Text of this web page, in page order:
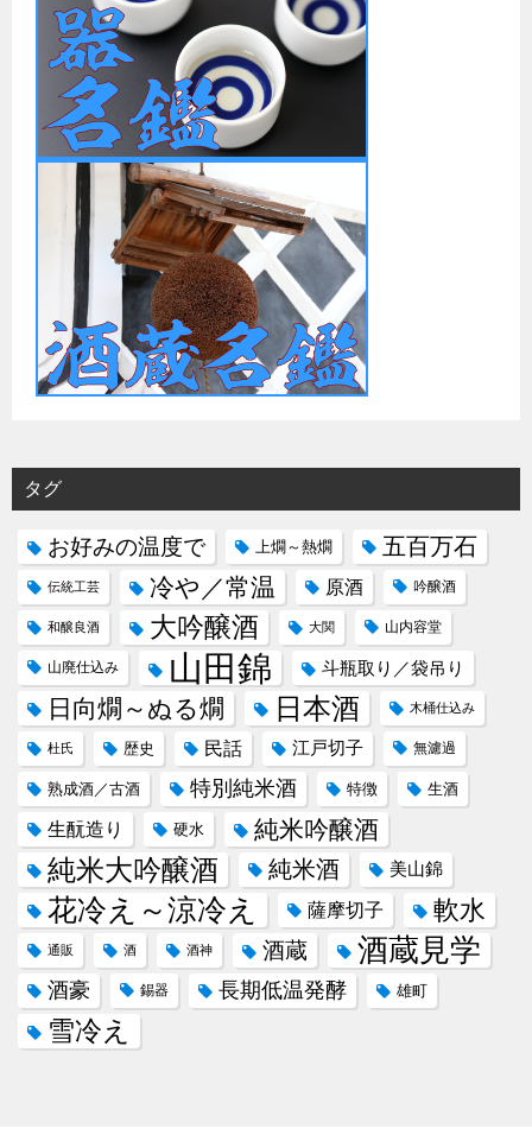
タグ
お好みの温度で 上燗～熱燗 五百万石
伝統工芸 冷や／常温 原酒 吟醸酒
和醸良酒 大吟醸酒 大関 山内容堂
山廃仕込み 山田錦 斗瓶取り／袋吊り
日向燗～ぬる燗 日本酒 木桶仕込み
杜氏 歴史 民話 江戸切子 無濾過
熟成酒／古酒 特別純米酒 特徴 生酒
生酛造り 硬水 純米吟醸酒
純米大吟醸酒 純米酒 美山錦
花冷え～涼冷え 薩摩切子 軟水
通販 酒 酒神 酒蔵 酒蔵見学
酒豪 錫器 長期低温発酵 雄町
雪冷え